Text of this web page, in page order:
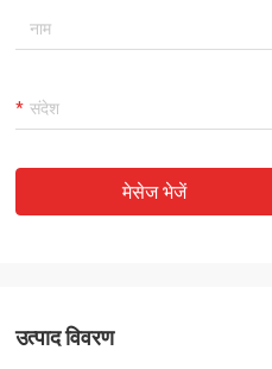
मेसेज भेजें
उत्पाद विवरण